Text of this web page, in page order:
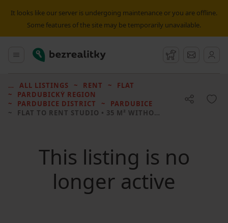
It looks like our server is undergoing maintenance or you are offline.
Some features of the site may be temporarily unavailable.
Main menu
Bezrealitky Watchdog
ALL LISTINGS RENT
FLAT
PARDUBICKÝ REGION
PARDUBICE DISTRICT
PARDUBICE
FLAT TO RENT STUDIO • 35 M² WITHOUT REAL ESTATE
This listing is no
longer active